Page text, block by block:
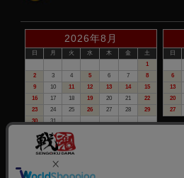
2026年8月
日 月 火 水 木 金
土
1
2
3 4 5 6 7
8
9
10 11 12 13 14
15
16
17 18 19 20 21
22
23
24 25 26 27 28
29
30
31
日
6
13
20
27
赤い日付が定休日です。
※定休日は、商品の発送・電話でのお問
おりますので予めご了承下さい。